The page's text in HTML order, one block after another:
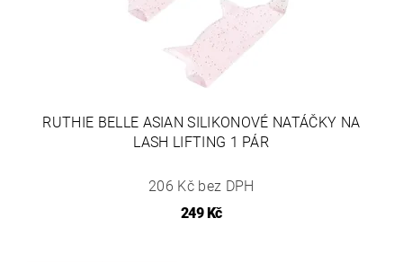
RUTHIE BELLE ASIAN SILIKONOVÉ NATÁČKY NA
LASH LIFTING 1 PÁR
206 Kč bez DPH
249 Kč